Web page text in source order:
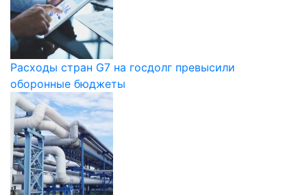
Расходы стран G7 на госдолг превысили
оборонные бюджеты